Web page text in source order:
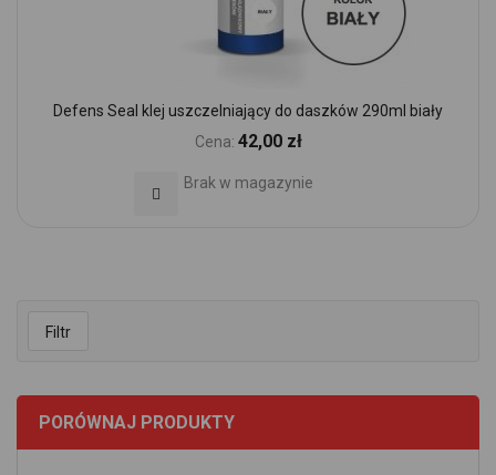
Defens Seal klej uszczelniający do daszków 290ml biały
Cena: 42,00 zł
Brak w magazynie
Dodaj do Ulubionych
Filtr
PORÓWNAJ PRODUKTY